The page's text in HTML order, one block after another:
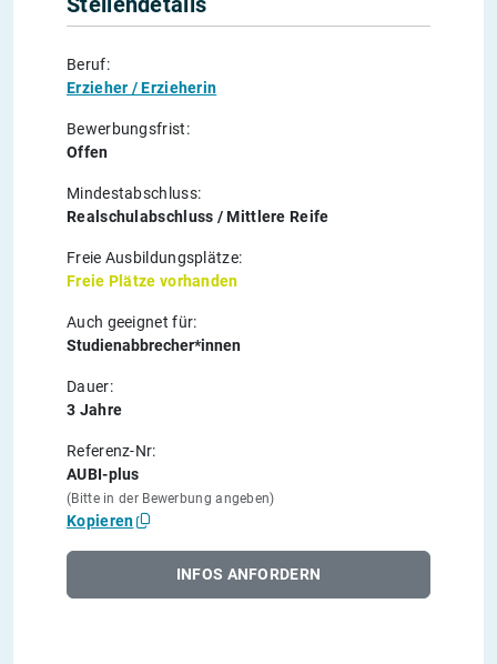
Beruf:
Erzieher / Erzieherin
Bewerbungsfrist:
Offen
Mindestabschluss:
Realschulabschluss / Mittlere Reife
Freie Ausbildungsplätze:
Freie Plätze vorhanden
Auch geeignet für:
Studienabbrecher*innen
Dauer:
3 Jahre
Referenz-Nr:
AUBI-plus
(Bitte in der Bewerbung angeben)
Kopieren
INFOS ANFORDERN